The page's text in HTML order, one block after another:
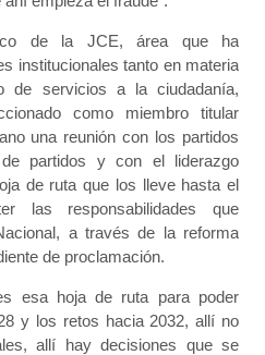
de la JCE, área que ha
institucionales tanto en materia
de servicios a la ciudadanía,
como miembro titular
una reunión con los partidos
partidos y con el liderazgo
de ruta que los lleve hasta el
las responsabilidades que
a través de la reforma
de proclamación.
esa hoja de ruta para poder
y los retos hacia 2032, allí no
allí hay decisiones que se